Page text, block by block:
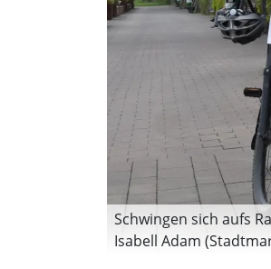
Schwingen sich aufs
Isabell Adam